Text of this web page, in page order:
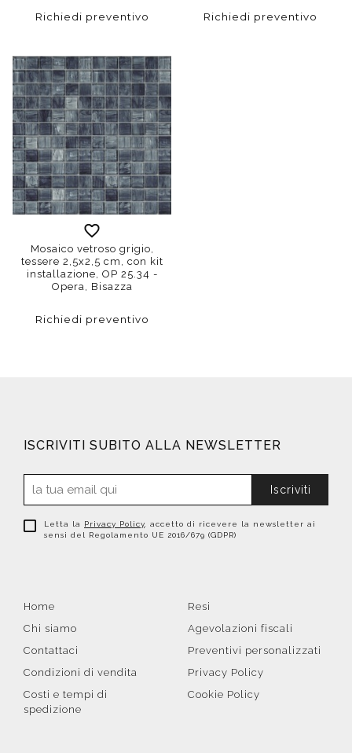
Richiedi preventivo Richiedi preventivo
Mosaico vetroso grigio,
tessere 2,5x2,5 cm, con kit
installazione, OP 25.34 -
Opera, Bisazza
Richiedi preventivo
ISCRIVITI SUBITO ALLA NEWSLETTER
Iscriviti
Letta la Privacy Policy , accetto di ricevere la newsletter ai
sensi del Regolamento UE 2016/679 (GDPR)
Home
Chi siamo
Contattaci
Condizioni di vendita
Costi e tempi di
spedizione
Resi
Agevolazioni fiscali
Preventivi personalizzati
Privacy Policy
Cookie Policy